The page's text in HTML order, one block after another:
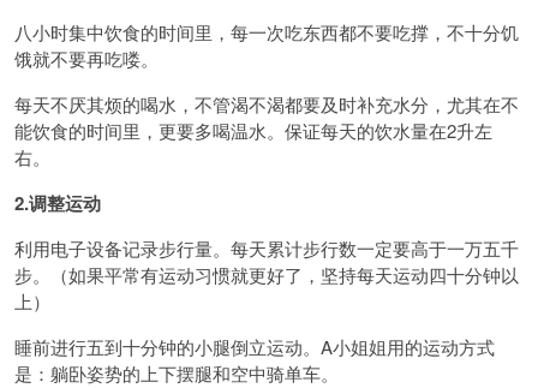
八小时集中饮食的时间里，每一次吃东西都不要吃撑，不十分饥
饿就不要再吃喽。
每天不厌其烦的喝水，不管渴不渴都要及时补充水分，尤其在不
能饮食的时间里，更要多喝温水。保证每天的饮水量在2升左
右。
2.调整运动
利用电子设备记录步行量。每天累计步行数一定要高于一万五千
步。（如果平常有运动习惯就更好了，坚持每天运动四十分钟以
上）
睡前进行五到十分钟的小腿倒立运动。A小姐姐用的运动方式
是：躺卧姿势的上下摆腿和空中骑单车。